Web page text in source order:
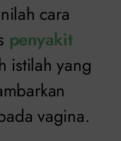
cara
penyakit
istilah yang
vagina.